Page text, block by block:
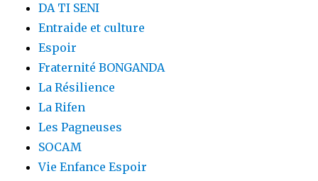
DA TI SENI
Entraide et culture
Espoir
Fraternité BONGANDA
La Résilience
La Rifen
Les Pagneuses
SOCAM
Vie Enfance Espoir